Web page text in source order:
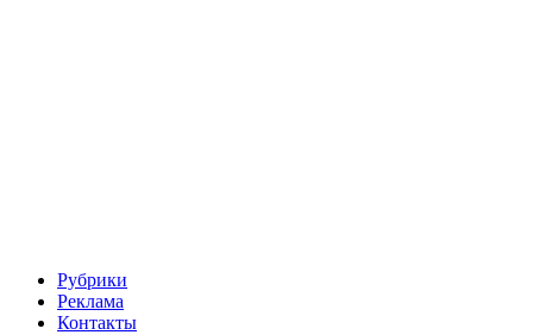
Рубрики
Реклама
Контакты